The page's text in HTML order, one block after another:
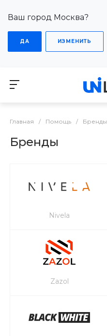
Ваш город Москва?
ДА ИЗМЕНИТЬ
Главная / Помощь / Бренды
Бренды
Nivela
Zazol